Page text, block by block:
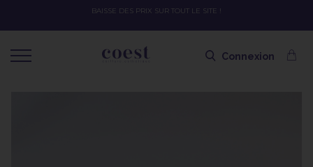
OFFRE SPÉCIALE SOLAIRE SKEYMZEE ! SOIN HYDRATANT + SPRAY +
Connexion